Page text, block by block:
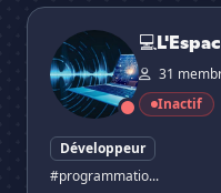
💻L'Espace
31
Inactif
Développeur
#programmatio...